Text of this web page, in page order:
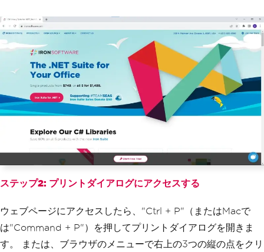
ステップ2: プリントダイアログにアクセスする
ウェブページにアクセスしたら、"Ctrl + P"（またはMacで
は"Command + P"）を押してプリントダイアログを開きま
す。 または、ブラウザのメニューで右上の3つの縦の点をクリ